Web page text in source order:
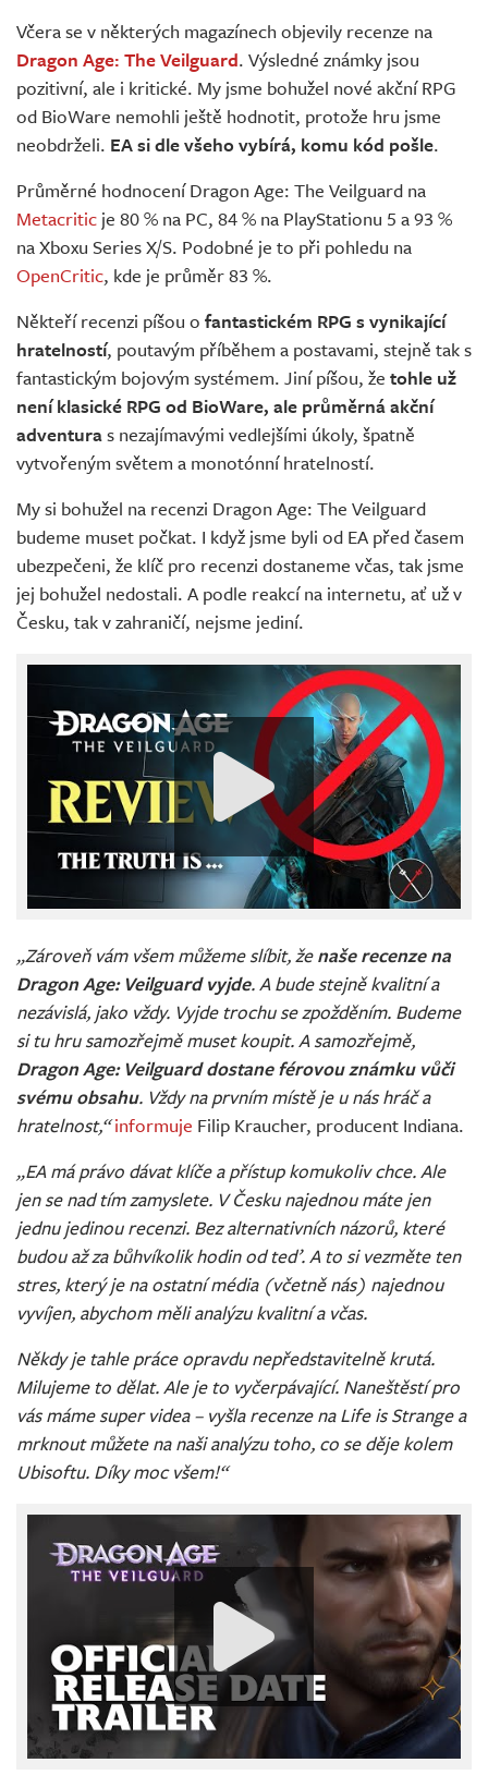
Živě
Včera se v některých magazínech objevily recenze na
Dragon Age: The Veilguard. Výsledné známky jsou
pozitivní, ale i kritické. My jsme bohužel nové akční RPG
od BioWare nemohli ještě hodnotit, protože hru jsme
neobdrželi. EA si dle všeho vybírá, komu kód pošle.
Průměrné hodnocení Dragon Age: The Veilguard na
Metacritic je 80 % na PC, 84 % na PlayStationu 5 a 93 %
na Xboxu Series X/S. Podobné je to při pohledu na
OpenCritic, kde je průměr 83 %.
Někteří recenzi píšou o fantastickém RPG s vynikající
hratelností, poutavým příběhem a postavami, stejně tak s
fantastickým bojovým systémem. Jiní píšou, že tohle už
není klasické RPG od BioWare, ale průměrná akční
adventuras nezajímavými vedlejšími úkoly, špatně
vytvořeným světem a monotónní hratelností.
My si bohužel na recenzi Dragon Age: The Veilguard
budeme muset počkat. I když jsme byli od EA před časem
ubezpečeni, že klíč pro recenzi dostaneme včas, tak jsme
jej bohužel nedostali. A podle reakcí na internetu, ať už v
Česku, tak v zahraničí, nejsme jediní.
„Zároveň vám všem můžeme slíbit, ženaše recenze na
Dragon Age: Veilguard vyjde. A bude stejně kvalitní a
nezávislá, jako vždy. Vyjde trochu se zpožděním. Budeme
si tu hru samozřejmě muset koupit. A samozřejmě,
Dragon Age: Veilguard dostane férovou známku vůči
svému obsahu. Vždy na prvním místě je u nás hráč a
hratelnost,“ informuje Filip Kraucher, producent Indiana.
„EA má právo dávat klíče a přístup komukoliv chce. Ale
jen se nad tím zamyslete. V Česku najednou máte jen
jednu jedinou recenzi. Bez alternativních názorů, které
budou až za bůhvíkolik hodin od teď. A to si vezměte ten
stres, který je na ostatní média (včetně nás) najednou
vyvíjen, abychom měli analýzu kvalitní a včas.
Někdy je tahle práce opravdu nepředstavitelně krutá.
Milujeme to dělat. Ale je to vyčerpávající. Naneštěstí pro
vás máme super videa – vyšla recenze na Life is Strange a
mrknout můžete na naši analýzu toho, co se děje kolem
Ubisoftu. Díky moc všem!“